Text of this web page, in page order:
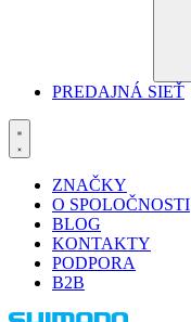
PREDAJNÁ SIEŤ
ZNAČKY
O SPOLOČNOSTI
BLOG
KONTAKTY
PODPORA
B2B